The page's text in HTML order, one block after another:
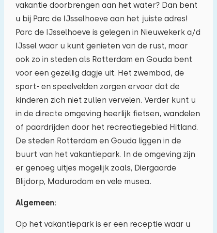
vakantie doorbrengen aan het water? Dan bent
u bij Parc de IJsselhoeve aan het juiste adres!
Parc de IJsselhoeve is gelegen in Nieuwekerk a/d
IJssel waar u kunt genieten van de rust, maar
ook zo in steden als Rotterdam en Gouda bent
voor een gezellig dagje uit. Het zwembad, de
sport- en speelvelden zorgen ervoor dat de
kinderen zich niet zullen vervelen. Verder kunt u
in de directe omgeving heerlijk fietsen, wandelen
of paardrijden door het recreatiegebied Hitland.
De steden Rotterdam en Gouda liggen in de
buurt van het vakantiepark. In de omgeving zijn
er genoeg uitjes mogelijk zoals, Diergaarde
Blijdorp, Madurodam en vele musea.
Algemeen:
Op het vakantiepark is er een receptie waar u
27 28 29 30 31 01 02
03 04 05 06 07 08 09
10 11 12 13 14 15 16
17 18 19 20 21 22
24 25 26 27 28 29 30
31 01 02 03 04 05